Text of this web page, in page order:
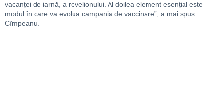
vacanței de iarnă, a revelionului. Al doilea element esențial este
modul în care va evolua campania de vaccinare”, a mai spus
Cîmpeanu.